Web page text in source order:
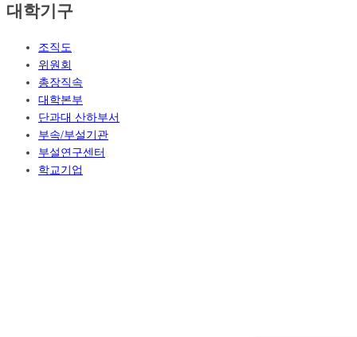
대학기구
조직도
위원회
총장직속
대학본부
단과대 산하부서
부속/부설기관
부설연구센터
학교기업